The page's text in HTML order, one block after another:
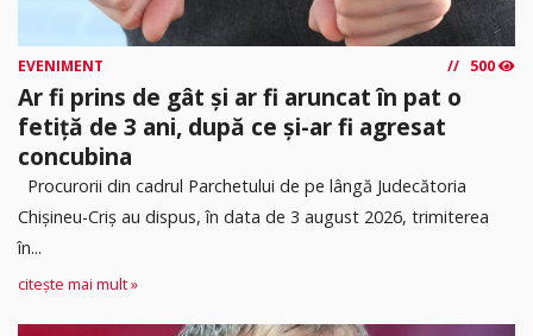
EVENIMENT 500
Ar fi prins de gât și ar fi aruncat în pat o
fetiță de 3 ani, după ce și-ar fi agresat
concubina
Procurorii din cadrul Parchetului de pe lângă Judecătoria
Chișineu-Criș au dispus, în data de 3 august 2026, trimiterea
în...
citește mai mult »